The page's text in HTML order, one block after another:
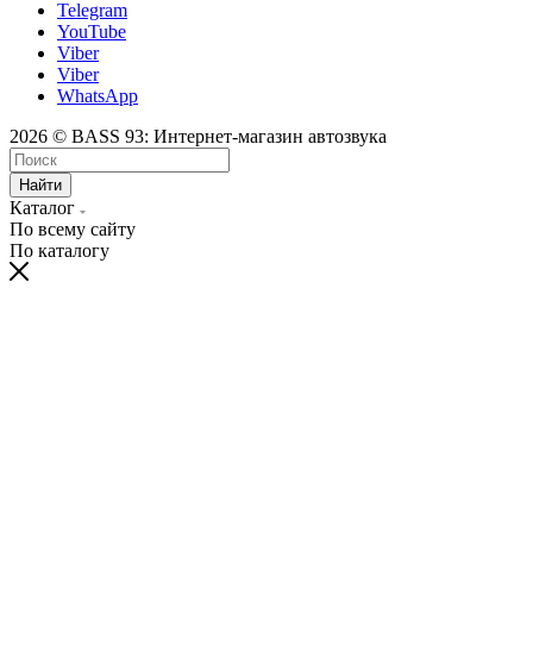
Telegram
YouTube
Viber
Viber
WhatsApp
2026 © BASS 93: Интернет-магазин автозвука
Найти
Каталог
По всему сайту
По каталогу